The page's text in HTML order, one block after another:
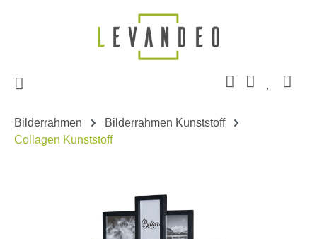
Zum Hauptinhalt springen
Bilderrahmen
Bilderrahmen Kunststoff
Collagen Kunststoff
Bildergalerie überspringen